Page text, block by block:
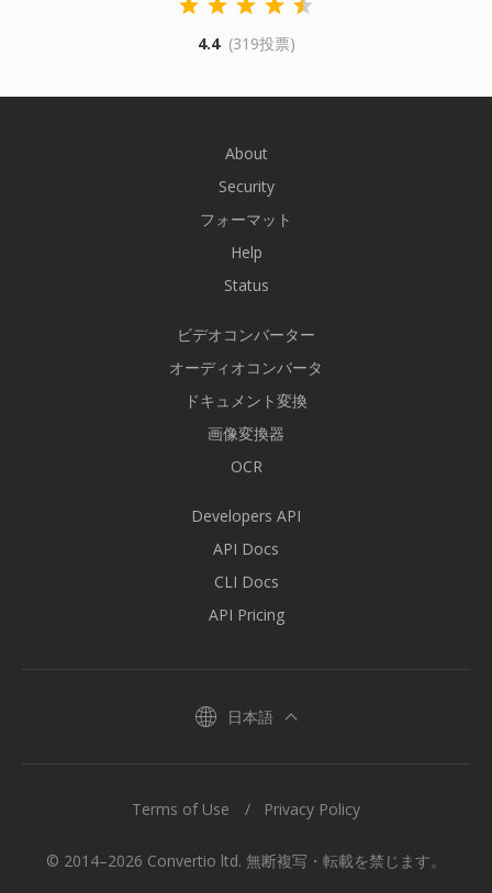
4.4 (319投票)
About
Security
フォーマット
Help
Status
ビデオコンバーター
オーディオコンバータ
ドキュメント変換
画像変換器
OCR
Developers API
API Docs
CLI Docs
API Pricing
日本語
© 2014–2026 Convertio ltd. 無断複写・転載を禁じます。
Terms of Use Privacy Policy